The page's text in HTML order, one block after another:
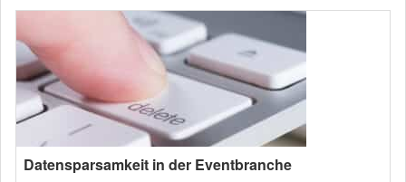
Datensparsamkeit in der Eventbranche